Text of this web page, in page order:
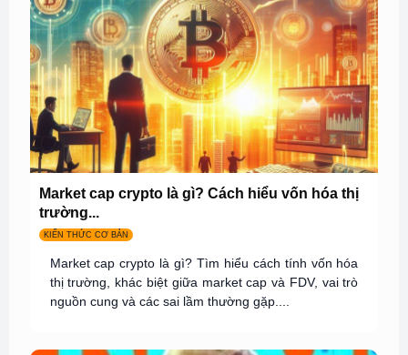
Market cap crypto là gì? Cách hiểu vốn hóa thị
trường...
KIẾN THỨC CƠ BẢN
Market cap crypto là gì? Tìm hiểu cách tính vốn hóa
thị trường, khác biệt giữa market cap và FDV, vai trò
nguồn cung và các sai lầm thường gặp....